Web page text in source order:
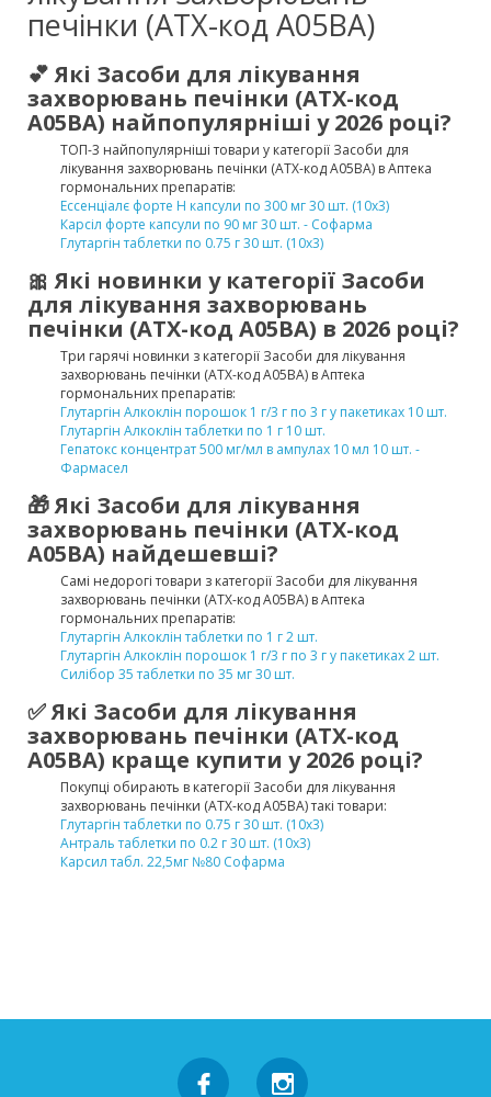
печінки (ATX-код A05BA)
💕 Які Засоби для лікування
захворювань печінки (ATX-код
A05BA) найпопулярніші у 2026 році?
ТОП-3 найпопулярніші товари у категорії Засоби для
лікування захворювань печінки (ATX-код A05BA) в Аптека
гормональних препаратів:
Ессенціалє форте Н капсули по 300 мг 30 шт. (10х3)
Карсіл форте капсули по 90 мг 30 шт. - Софарма
Глутаргін таблетки по 0.75 г 30 шт. (10х3)
🎀 Які новинки у категорії Засоби
для лікування захворювань
печінки (ATX-код A05BA) в 2026 році?
Три гарячі новинки з категорії Засоби для лікування
захворювань печінки (ATX-код A05BA) в Аптека
гормональних препаратів:
Глутаргін Алкоклін порошок 1 г/3 г по 3 г у пакетиках 10 шт.
Глутаргін Алкоклін таблетки по 1 г 10 шт.
Гепатокс концентрат 500 мг/мл в ампулах 10 мл 10 шт. -
Фармасел
🎁 Які Засоби для лікування
захворювань печінки (ATX-код
A05BA) найдешевші?
Самі недорогі товари з категорії Засоби для лікування
захворювань печінки (ATX-код A05BA) в Аптека
гормональних препаратів:
Глутаргін Алкоклін таблетки по 1 г 2 шт.
Глутаргін Алкоклін порошок 1 г/3 г по 3 г у пакетиках 2 шт.
Силібор 35 таблетки по 35 мг 30 шт.
✅ Які Засоби для лікування
захворювань печінки (ATX-код
A05BA) краще купити у 2026 році?
Покупці обирають в категорії Засоби для лікування
захворювань печінки (ATX-код A05BA) такі товари:
Глутаргін таблетки по 0.75 г 30 шт. (10х3)
Антраль таблетки по 0.2 г 30 шт. (10х3)
Карсил табл. 22,5мг №80 Софарма